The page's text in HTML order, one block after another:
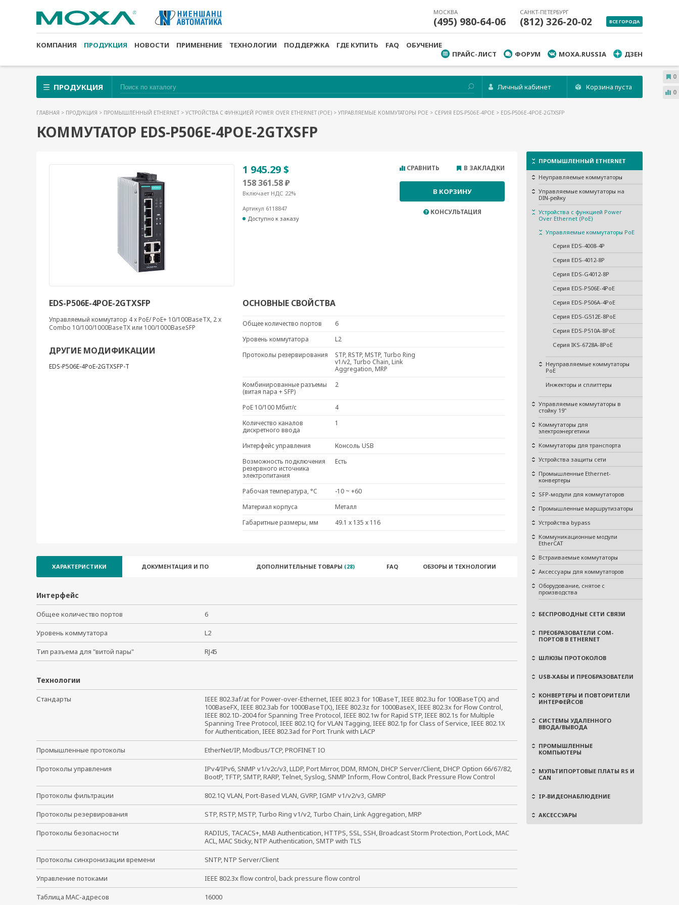
МОСКВА
(495) 980-64-06
САНКТ-ПЕТЕРБУРГ
(812) 326-20-02 ВСЕ ГОРОДА
КОМПАНИЯ ПРОДУКЦИЯ НОВОСТИ ПРИМЕНЕНИЕ ТЕХНОЛОГИИ ПОДДЕРЖКА ГДЕ КУПИТЬ FAQ
ОБУЧЕНИЕ
ПРАЙС-ЛИСТ
ФОРУМ MOXA.RUSSIA ДЗЕН
ПРОДУКЦИЯ Личный кабинет Корзина пуста
ГЛАВНАЯ > ПРОДУКЦИЯ > ПРОМЫШЛЕННЫЙ ETHERNET > УСТРОЙСТВА С ФУНКЦИЕЙ POWER OVER ETHERNET (POE) > УПРАВЛЯЕМЫЕ КОММУТАТОРЫ POE > СЕРИЯ EDS-P506E-4POE > EDS-P506E-4POE-2GTXSFP
КОММУТАТОР EDS-P506E-4POE-2GTXSFP
ПРОМЫШЛЕННЫЙ ETHERNET
Неуправляемые коммутаторы
Управляемые коммутаторы на
DIN-рейку
Устройства с функцией Power
Over Ethernet (PoE)
Управляемые коммутаторы PoE
Серия EDS-4008-4P
Серия EDS-4012-8P
Серия EDS-G4012-8P
Серия EDS-P506E-4PoE
Серия EDS-P506A-4PoE
Серия EDS-G512E-8PoE
Серия EDS-P510A-8PoE
Серия IKS-6728A-8PoE
Неуправляемые коммутаторы
PoE
Инжекторы и сплиттеры
Управляемые коммутаторы в
стойку 19"
Коммутаторы для
электроэнергетики
Коммутаторы для транспорта
Устройства защиты сети
Промышленные Ethernet-
конвертеры
SFP-модули для коммутаторов
Промышленные маршрутизаторы
Устройства bypass
Коммуникационные модули
EtherCAT
Встраиваемые коммутаторы
Аксессуары для коммутаторов
Оборудование, снятое с
производства
БЕСПРОВОДНЫЕ СЕТИ СВЯЗИ
ПРЕОБРАЗОВАТЕЛИ COM-
ПОРТОВ В ETHERNET
ШЛЮЗЫ ПРОТОКОЛОВ
USB-ХАБЫ И ПРЕОБРАЗОВАТЕЛИ
КОНВЕРТЕРЫ И ПОВТОРИТЕЛИ
ИНТЕРФЕЙСОВ
СИСТЕМЫ УДАЛЕННОГО
ВВОДА/ВЫВОДА
ПРОМЫШЛЕННЫЕ
КОМПЬЮТЕРЫ
МУЛЬТИПОРТОВЫЕ ПЛАТЫ RS И
CAN
IP-ВИДЕОНАБЛЮДЕНИЕ
АКСЕССУАРЫ
1 945.29 $
158 361.58 ₽
Включает НДС 22%
Артикул 6118847
Доступно к заказу
СРАВНИТЬ В ЗАКЛАДКИ
В КОРЗИНУ
КОНСУЛЬТАЦИЯ
EDS-P506E-4POE-2GTXSFP
Управляемый коммутатор 4 x PoE/ PoE+ 10/100BaseTX, 2 x
Combo 10/100/1000BaseTX или 100/1000BaseSFP
ДРУГИЕ МОДИФИКАЦИИ
EDS-P506E-4PoE-2GTXSFP-T
ОСНОВНЫЕ СВОЙСТВА
Общее количество портов
6
Уровень коммутатора
L2
Протоколы резервирования
STP, RSTP, MSTP, Turbo Ring
v1/v2, Turbo Chain, Link
Aggregation, MRP
Комбинированные разъемы
(витая пара + SFP)
2
PoE 10/100 Мбит/с
4
Количество каналов
дискретного ввода
1
Интерфейс управления
Консоль USB
Возможность подключения
резервного источника
электропитания
Есть
Рабочая температура, °C
-10 ~ +60
Материал корпуса
Металл
Габаритные размеры, мм
49.1 x 135 x 116
ХАРАКТЕРИСТИКИ ДОКУМЕНТАЦИЯ И ПО ДОПОЛНИТЕЛЬНЫЕ ТОВАРЫ (28) FAQ ОБЗОРЫ И ТЕХНОЛОГИИ
Интерфейс
Общее количество портов 6
Уровень коммутатора L2
Тип разъема для "витой пары" RJ45
Технологии
Стандарты
IEEE 802.3af/at for Power-over-Ethernet, IEEE 802.3 for 10BaseT, IEEE 802.3u for 100BaseT(X) and
100BaseFX, IEEE 802.3ab for 1000BaseT(X), IEEE 802.3z for 1000BaseX, IEEE 802.3x for Flow Control,
IEEE 802.1D-2004 for Spanning Tree Protocol, IEEE 802.1w for Rapid STP, IEEE 802.1s for Multiple
Spanning Tree Protocol, IEEE 802.1Q for VLAN Tagging, IEEE 802.1p for Class of Service, IEEE 802.1X
for Authentication, IEEE 802.3ad for Port Trunk with LACP
Промышленные протоколы EtherNet/IP, Modbus/TCP, PROFINET IO
Протоколы управления
IPv4/IPv6, SNMP v1/v2c/v3, LLDP, Port Mirror, DDM, RMON, DHCP Server/Client, DHCP Option 66/67/82,
BootP, TFTP, SMTP, RARP, Telnet, Syslog, SNMP Inform, Flow Control, Back Pressure Flow Control
Протоколы фильтрации 802.1Q VLAN, Port-Based VLAN, GVRP, IGMP v1/v2/v3, GMRP
Протоколы резервирования STP, RSTP, MSTP, Turbo Ring v1/v2, Turbo Chain, Link Aggregation, MRP
Протоколы безопасности
RADIUS, TACACS+, MAB Authentication, HTTPS, SSL, SSH, Broadcast Storm Protection, Port Lock, MAC
ACL, MAC Sticky, NTP Authentication, SMTP with TLS
Протоколы синхронизации времени SNTP, NTP Server/Client
Управление потоками IEEE 802.3x flow control, back pressure flow control
Таблица MAC-адресов 16000
0
0